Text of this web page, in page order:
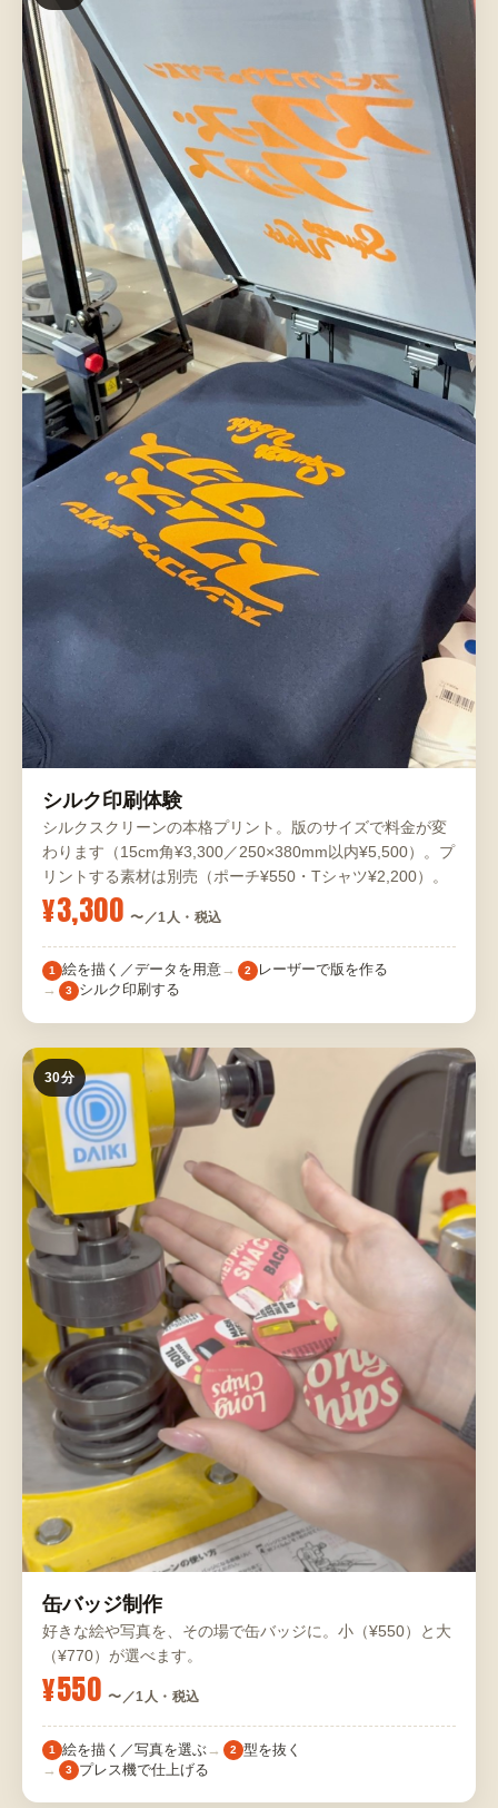
シルク印刷体験
シルクスクリーンの本格プリント。版のサイズで料金が変
わります（15cm角¥3,300／250×380mm以内¥5,500）。プ
リントする素材は別売（ポーチ¥550・Tシャツ¥2,200）。
¥3,300 〜／1人・税込
1 絵を描く／データを用意 2 レーザーで版を作る
3 シルク印刷する
30分
缶バッジ制作
好きな絵や写真を、その場で缶バッジに。小（¥550）と大
（¥770）が選べます。
¥550 〜／1人・税込
1 絵を描く／写真を選ぶ 2 型を抜く
3 プレス機で仕上げる